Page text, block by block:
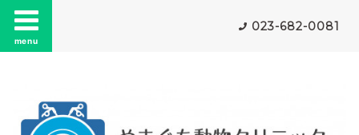
menu
023-682-0081